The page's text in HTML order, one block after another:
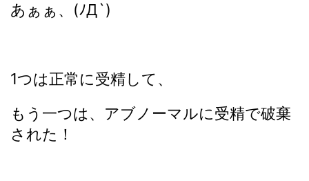
あぁぁ、(ﾉД`)
1つは正常に受精して、
もう一つは、アブノーマルに受精で破棄
された！